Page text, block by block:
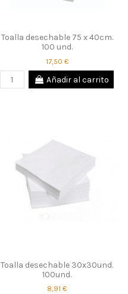
Toalla desechable 75 x 40cm.
100 und.
17,50 €
Añadir al carrito
Toalla desechable 30x30und.
100und.
8,91 €